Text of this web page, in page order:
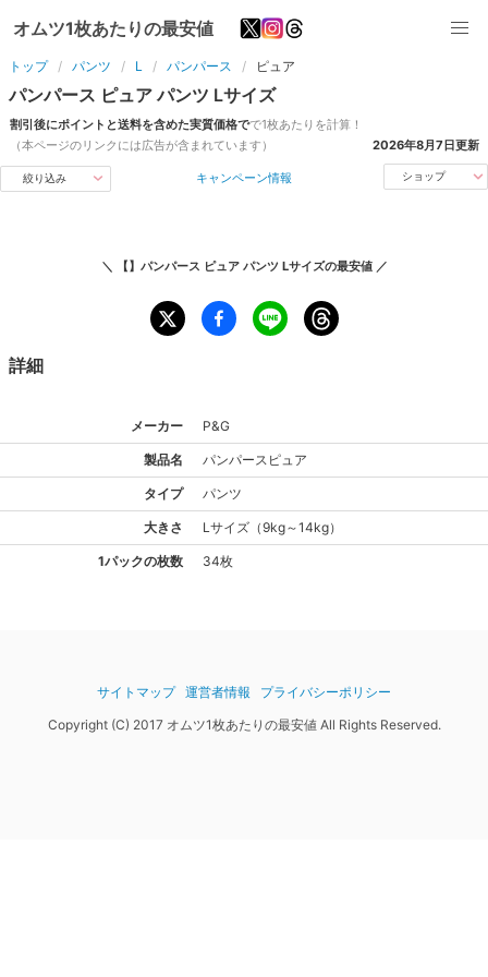
オムツ1枚あたりの最安値
トップ パンツ L パンパース ピュア
パンパース ピュア パンツ Lサイズ
割引後にポイントと送料を含めた実質価格でで1枚あたりを計算！
（本ページのリンクには広告が含まれています）
2026年8月7日更新
絞り込み キャンペーン情報 ショップ
＼ 【】パンパース ピュア パンツ Lサイズの最安値 ／
詳細
メーカー P&G
製品名 パンパース ピュア
タイプ パンツ
大きさ Lサイズ （9kg～14kg）
1パックの枚数 34枚
サイトマップ 運営者情報
プライバシーポリシー
Copyright (C) 2017 オムツ1枚あたりの最安値 All Rights Reserved.